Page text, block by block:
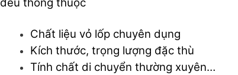
Chất liệu vỏ lốp chuyên dụng
Kích thước, trọng lượng đặc thù
Tính chất di chuyển thường xuyên…